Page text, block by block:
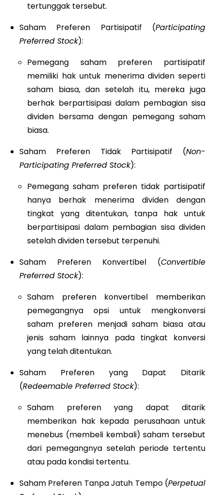
tertunggak tersebut.
Saham Preferen Partisipatif (Participating
Preferred Stock):
Pemegang saham preferen partisipatif
memiliki hak untuk menerima dividen seperti
saham biasa, dan setelah itu, mereka juga
berhak berpartisipasi dalam pembagian sisa
dividen bersama dengan pemegang saham
biasa.
Saham Preferen Tidak Partisipatif (Non-
Participating Preferred Stock):
Pemegang saham preferen tidak partisipatif
hanya berhak menerima dividen dengan
tingkat yang ditentukan, tanpa hak untuk
berpartisipasi dalam pembagian sisa dividen
setelah dividen tersebut terpenuhi.
Saham Preferen Konvertibel (Convertible
Preferred Stock):
Saham preferen konvertibel memberikan
pemegangnya opsi untuk mengkonversi
saham preferen menjadi saham biasa atau
jenis saham lainnya pada tingkat konversi
yang telah ditentukan.
Saham Preferen yang Dapat Ditarik
(Redeemable Preferred Stock):
Saham preferen yang dapat ditarik
memberikan hak kepada perusahaan untuk
menebus (membeli kembali) saham tersebut
dari pemegangnya setelah periode tertentu
atau pada kondisi tertentu.
Saham Preferen Tanpa Jatuh Tempo (Perpetual